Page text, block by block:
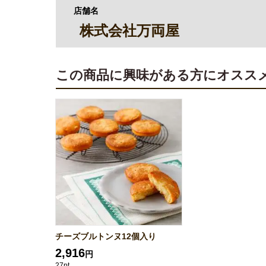
店舗名
株式会社万両屋
この商品に興味がある方にオスス
チーズブルトンヌ12個入り
2,916円